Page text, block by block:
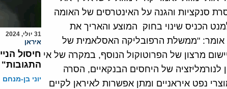
סנקציות והגנה על האינטרסים של האומה
הכניס שינוי בחוק המוצע והאריך את
אומר: "ממשלת הרפובליקה האסלאמית של
מרצון של הפרוטוקול הנוסף, במקרה של אי
לנורמליזציה של היחסים הבנקאיים, הסרה
נפט איראניים ומתן אפשרות לאיראן לקיים
31 יולי, 2024
איראן
חיסול
התגובות"
יוני בן-מנחם